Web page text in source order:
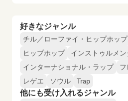
好きなジャンル
チル／ローファイ・ヒップホップ
ヒップホップ
インストゥルメ
インターナショナル・ラップ
レゲエ
ソウル Trap
他にも受け入れるジャンル